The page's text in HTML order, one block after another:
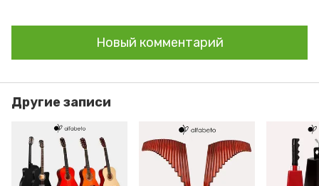
Новый комментарий
Другие записи